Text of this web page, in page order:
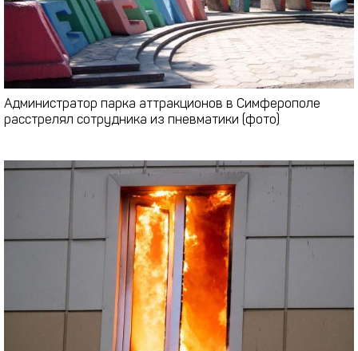
Администратор парка аттракционов в Симферополе
расстрелял сотрудника из пневматики (фото)